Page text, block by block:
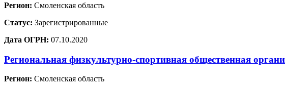
Регион: Смоленская область
Статус: Зарегистрированные
Дата ОГРН: 07.10.2020
Региональная физкультурно-спортивная общественная
Регион: Смоленская область